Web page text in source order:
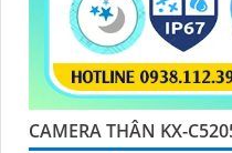
CAMERA THÂN KX-